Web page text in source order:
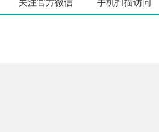
关注官方微信 手机扫描访问